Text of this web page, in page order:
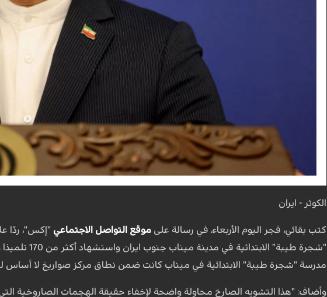
الكوثر - ايران
كتب بقائي، فجر اليوم الأربعاء، في رسالة على موقع التواصل الاجتماعي "إكس"، ردًا
"شجرة طيبة"
مدرسة "شجرة طيبة" الابتدائية في ميناب كانت ضمن نطاق مركز صواريخ لا أساس